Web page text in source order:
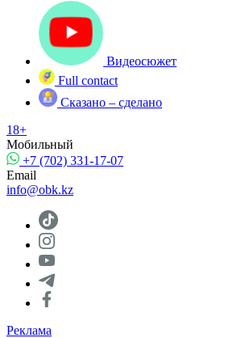
Видеосюжет
Full contact
Сказано – сделано
18+
Мобильный
+7 (702) 331-17-07
Email
info@obk.kz
Реклама